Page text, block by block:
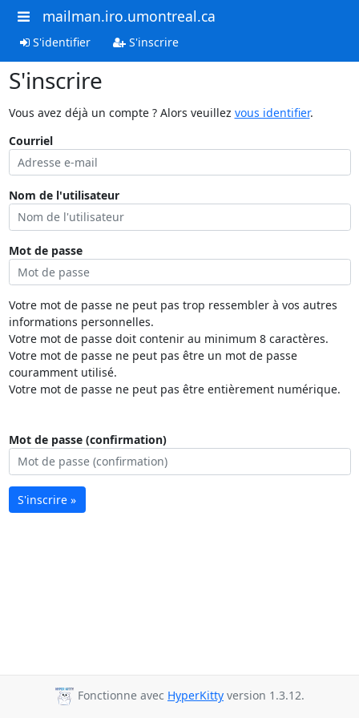
mailman.iro.umontreal.ca
S'identifier S'inscrire
S'inscrire
Vous avez déjà un compte ? Alors veuillez vous identifier.
Courriel
Nom de l'utilisateur
Mot de passe
Votre mot de passe ne peut pas trop ressembler à vos autres
informations personnelles.
Votre mot de passe doit contenir au minimum 8 caractères.
Votre mot de passe ne peut pas être un mot de passe
couramment utilisé.
Votre mot de passe ne peut pas être entièrement numérique.
Mot de passe (confirmation)
S'inscrire »
Fonctionne avec HyperKitty version 1.3.12.